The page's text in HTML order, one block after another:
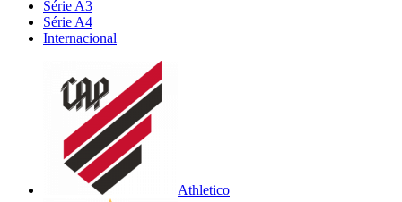
Série A3
Série A4
Internacional
Athletico